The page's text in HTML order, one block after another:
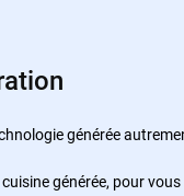
générée
générée, pour vous